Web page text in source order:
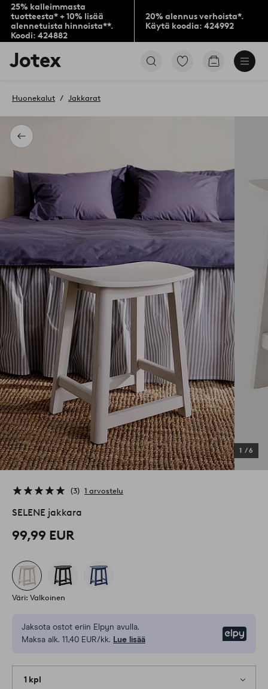
25% kalleimmasta
tuotteesta* + 10% lisää
alennetuista hinnoista**.
Koodi: 424882
20% alennus verhoista*.
Käytä koodia: 424992
Jotex-
logo
aloitussivulle
Siirry
Siirry
Takaisin
Huonekalut Jakkarat
1 /6
3 1 arvostelu
SELENE jakkara
99,99 EUR
Väri: Valkoinen
Jaksota ostot eriin Elpyn avulla.
Maksa alk. 11,40 EUR/kk. Lue lisää
1 kpl